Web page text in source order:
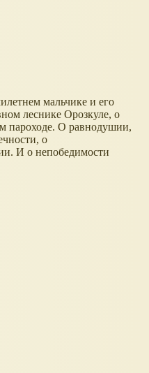
мальчике и его
леснике Орозкуле, о
пароходе. О равнодушии,
о
И о непобедимости